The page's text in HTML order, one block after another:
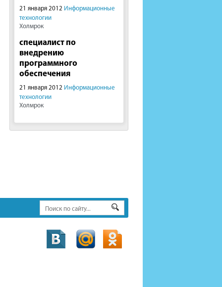
21 января 2012 Информационные
технологии
Холмрок
специалист по
внедрению
программного
обеспечения
21 января 2012 Информационные
технологии
Холмрок